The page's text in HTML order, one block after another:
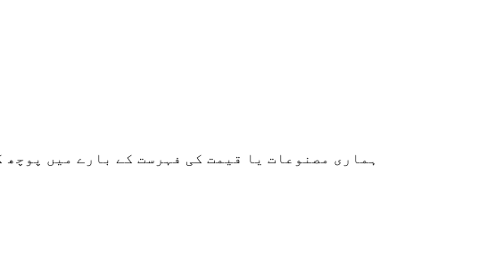
ہماری مصنوعات یا قیمت کی فہرست کے بارے میں پوچھ گچھ کے لئے،